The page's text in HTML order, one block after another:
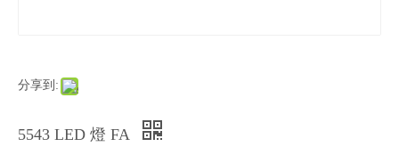
分享到:
5543 LED 燈 FA